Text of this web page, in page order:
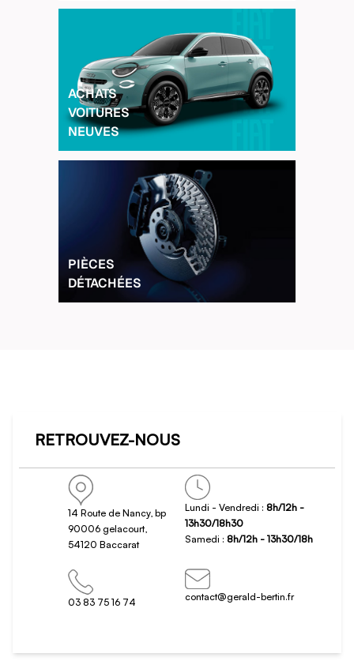
ACHATS
VOITURES
NEUVES
PIÈCES
DÉTACHÉES
RETROUVEZ-NOUS
14 Route de Nancy, bp
90006 gelacourt,
54120 Baccarat
Lundi - Vendredi : 8h/12h -
13h30/18h30
Samedi : 8h/12h - 13h30/18h
03 83 75 16 74 contact@gerald-bertin.fr